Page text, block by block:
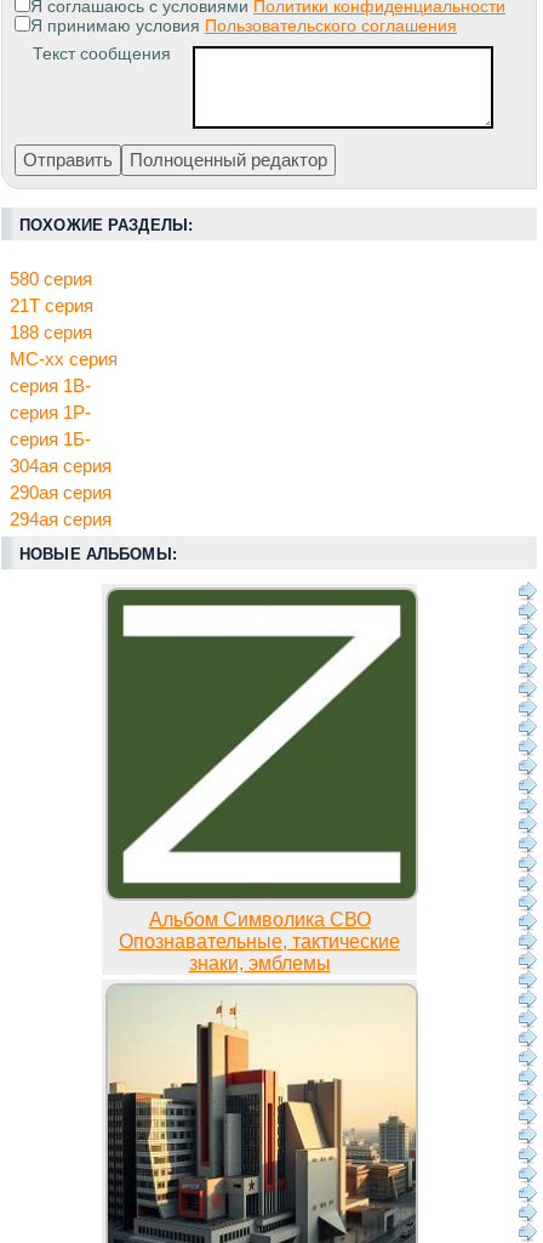
Я соглашаюсь с условиями Политики конфиденциальности
Я принимаю условия Пользовательского соглашения
Текст сообщения
ПОХОЖИЕ РАЗДЕЛЫ:
580 серия
21Т серия
188 серия
МС-хх серия
серия 1В-
серия 1Р-
серия 1Б-
304ая серия
290ая серия
294ая серия
НОВЫЕ АЛЬБОМЫ:
Альбом Символика СВО
Опознавательные, тактические
знаки, эмблемы